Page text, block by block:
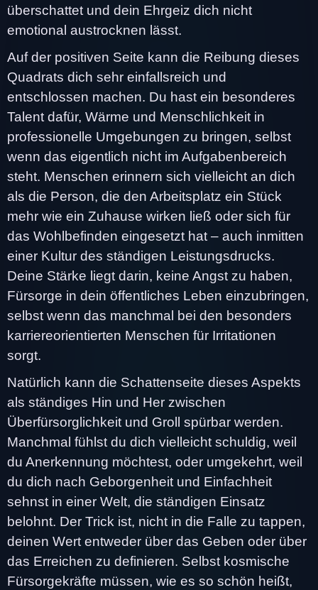
überschattet und dein Ehrgeiz dich nicht
emotional austrocknen lässt.
Auf der positiven Seite kann die Reibung dieses
Quadrats dich sehr einfallsreich und
entschlossen machen. Du hast ein besonderes
Talent dafür, Wärme und Menschlichkeit in
professionelle Umgebungen zu bringen, selbst
wenn das eigentlich nicht im Aufgabenbereich
steht. Menschen erinnern sich vielleicht an dich
als die Person, die den Arbeitsplatz ein Stück
mehr wie ein Zuhause wirken ließ oder sich für
das Wohlbefinden eingesetzt hat – auch inmitten
einer Kultur des ständigen Leistungsdrucks.
Deine Stärke liegt darin, keine Angst zu haben,
Fürsorge in dein öffentliches Leben einzubringen,
selbst wenn das manchmal bei den besonders
karriereorientierten Menschen für Irritationen
sorgt.
Natürlich kann die Schattenseite dieses Aspekts
als ständiges Hin und Her zwischen
Überfürsorglichkeit und Groll spürbar werden.
Manchmal fühlst du dich vielleicht schuldig, weil
du Anerkennung möchtest, oder umgekehrt, weil
du dich nach Geborgenheit und Einfachheit
sehnst in einer Welt, die ständigen Einsatz
belohnt. Der Trick ist, nicht in die Falle zu tappen,
deinen Wert entweder über das Geben oder über
das Erreichen zu definieren. Selbst kosmische
Fürsorgekräfte müssen, wie es so schön heißt,